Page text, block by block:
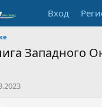
Вход
Западного